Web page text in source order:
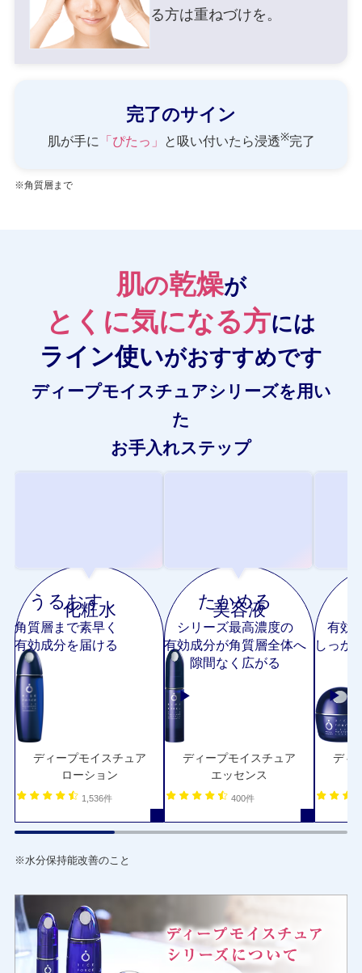
る方は重ねづけを。
完了のサイン
肌が手に 「ぴたっ」 と吸い付いたら浸透※完了
※角質層まで
肌の乾燥が
とくに気になる方には
ライン使いがおすすめです
ディープモイスチュアシリーズを用い
た
お手入れステップ
化粧水
ディープモイスチュア
ローション
1,536件
うるおす
角質層まで素早く
有効成分を届ける
美容液
ディープモイスチュア
エッセンス
400件
たかめる
シリーズ最高濃度の
有効成分が角質層全体へ
隙間なく広がる
ディ
有効
しっか
※水分保持能改善のこと